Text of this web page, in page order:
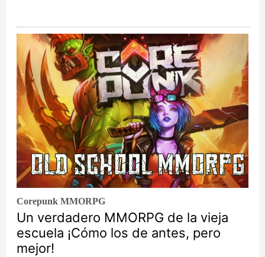
Corepunk MMORPG
Un verdadero MMORPG de la vieja
escuela ¡Cómo los de antes, pero
mejor!